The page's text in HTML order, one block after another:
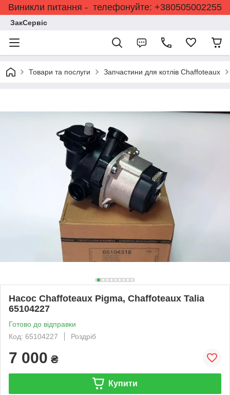
Виникли питання - телефонуйте: +380505002255
ЗакСервіс
Товари та послуги Запчастини для котлів Chaffoteaux
Насос Chaffoteaux Pigma, Chaffoteaux Talia
65104227
Готово до відправки
Код: 65104227
Роздріб
7 000 ₴
Купити